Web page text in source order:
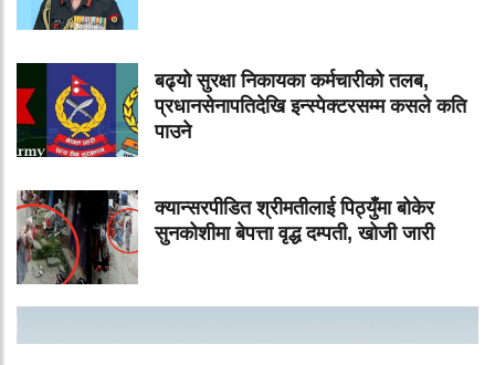
बढ्यो सुरक्षा निकायका कर्मचारीको तलब,
प्रधानसेनापतिदेखि इन्स्पेक्टरसम्म कसले कति
पाउने
क्यान्सरपीडित श्रीमतीलाई पिठ्युँमा बोकेर
सुनकोशीमा बेपत्ता वृद्ध दम्पती, खोजी जारी